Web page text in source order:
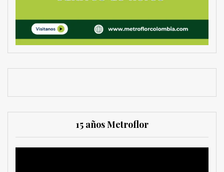
15 años Metroflor